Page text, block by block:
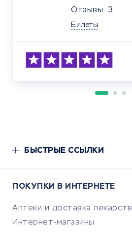
Отзывы 3
Билеты
БЫСТРЫЕ ССЫЛКИ
ПОКУПКИ В ИНТЕРНЕТЕ
Аптеки и доставка лекарств
Интернет-магазины